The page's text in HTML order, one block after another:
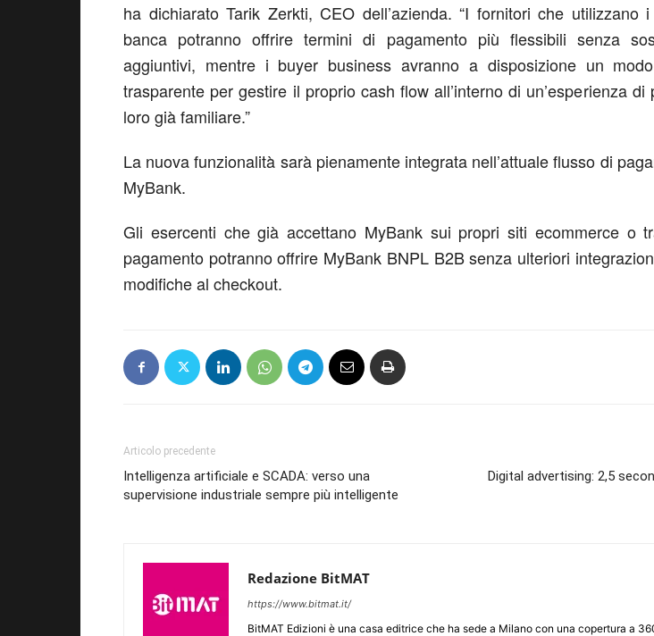
ha dichiarato Tarik Zerkti, CEO dell’azienda. “I fornitori che utilizzano
banca potranno offrire termini di pagamento più flessibili senza
aggiuntivi, mentre i buyer business avranno a disposizione un
trasparente per gestire il proprio cash flow all’interno di un’esperienza di
loro già familiare.”
La nuova funzionalità sarà pienamente integrata nell’attuale flusso di
MyBank.
Gli esercenti che già accettano MyBanksui propri siti ecommerce o
pagamento potranno offrire MyBank BNPL B2B senza ulteriori
modifiche al checkout.
Articolo precedente
Intelligenza artificiale e SCADA: verso una
supervisione industriale sempre più intelligente
Digital advertising: 2,5
Redazione BitMAT
https://www.bitmat.it/
BitMAT Edizioni è una casa editrice che ha sede a Milano con una copertura a